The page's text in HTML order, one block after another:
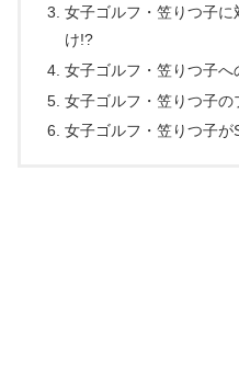
女子ゴルフ・笠りつ子
け!?
女子ゴルフ・笠りつ子
女子ゴルフ・笠りつ子の
女子ゴルフ・笠りつ子が